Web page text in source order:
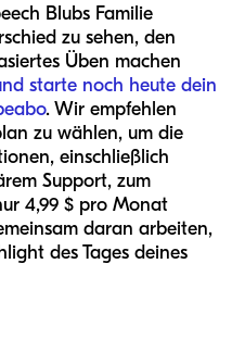
Blubs Familie
zu sehen, den
Üben machen
starte noch heute dein
. Wir empfehlen
zu wählen, um die
einschließlich
Support, zum
4,99 $ pro Monat
daran arbeiten,
des Tages deines